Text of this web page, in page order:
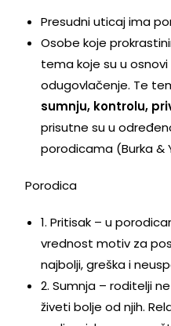
Presudni uticaj ima
Osobe koje
tema koje su u
odugovlačenje. Te
sumnju, kontrolu,
prisutne su u
porodicama (Burka &
Porodica
1. Pritisak – u
vrednost motiv za
najbolji, greška i
2. Sumnja – roditelji
živeti bolje od njih.